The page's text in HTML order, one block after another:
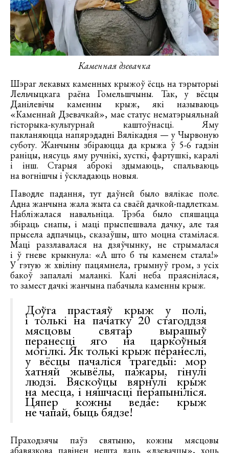
Каменная дзевачка
Шэраг лекавых каменных крыжоў ёсць на тэрыторыі
Лельчыцкага раёна Гомельшчыны. Так, у вёсцы
Данілевічы каменны крыж, які называюць
«Каменнай Дзевачкай», мае статус нематэрыяльнай
гісторыка-культурнай каштоўнасці. Яму
пакланяюцца напярэдадні Вялікадня — у Чырвоную
суботу. Жанчыны збіраюцца да крыжа ў 5-6 гадзін
раніцы, нясуць яму ручнікі, хусткі, фартушкі, каралі
і інш. Старыя аброкі здымаюць, спальваюць
на вогнішчы і ўскладаюць новыя.
Паводле падання, тут даўней было вялікае поле.
Адна жанчына жала жыта са сваёй дачкой-падлеткам.
Набліжалася навальніца. Трэба было спяшацца
збіраць снапы, і маці прыспешвала дачку, але тая
прысела адпачыць, сказаўшы, што моцна стамілася.
Маці раззлавалася на дзяўчынку, не стрымалася
і ў гневе крыкнула: «А што б ты каменем стала!»
У гэтую ж хвіліну пацямнела, грымнуў гром, з усіх
бакоў запалалі маланкі. Калі неба праяснілася,
то замест дачкі жанчына пабачыла каменны крыж.
Доўга прастаяў крыж у полі,
і толькі на пачатку 20 стагоддзя
мясцовы святар вырашыў
перанесці яго на царкоўныя
могілкі. Як толькі крыж перанеслі,
у вёсцы пачаліся трагедыі: мор
хатняй жывёлы, пажары, гінулі
людзі. Вяскоўцы вярнулі крыж
на месца, і няшчасці перапыніліся.
Цяпер кожны ведае: крыж
не чапай, быць бядзе!
Праходзячы паўз святыню, кожны мясцовы
абавязкова павінен нешта даць «дзевачцы», хоць